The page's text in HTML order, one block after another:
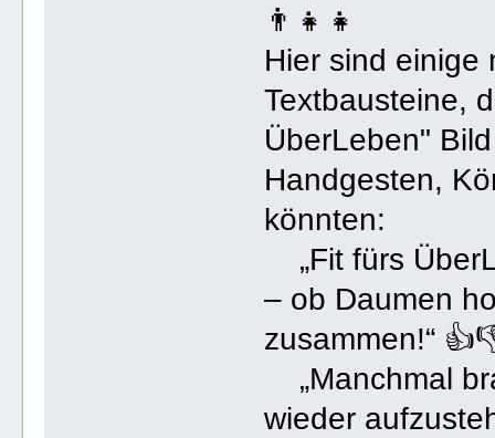
👨‍👧‍👧
Hier sind einige
Textbausteine,
ÜberLeben"
Handgesten,
könnten:
„Fit fürs
– ob Daumen
zusammen!“
„Manchmal
wieder